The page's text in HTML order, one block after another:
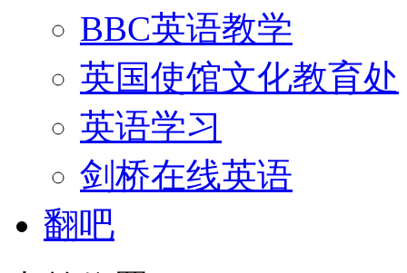
BBC英语教学
英国使馆文化教育处
英语学习
剑桥在线英语
翻吧